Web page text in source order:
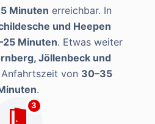
Minuten erreichbar. In
und Heepen
Minuten. Etwas weiter
Jöllenbeck und
von 30–35
.
3